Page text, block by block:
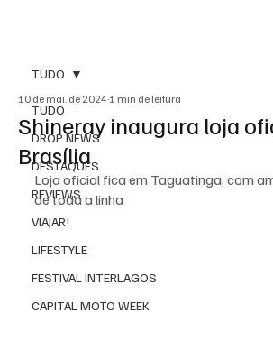
TUDO
DROP NEWS
DESTAQUES
REVIEWS
VIAJAR!
LIFESTYLE
FESTIVAL INTERLAGOS
CAPITAL MOTO WEEK
TUDO
Shineray inaugura loja
Brasília
10 de mai. de 2024 1 min de leitura
Loja oficial fica em Taguatinga, com
de toda a linha